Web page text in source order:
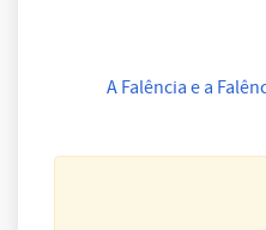
A Falência e a